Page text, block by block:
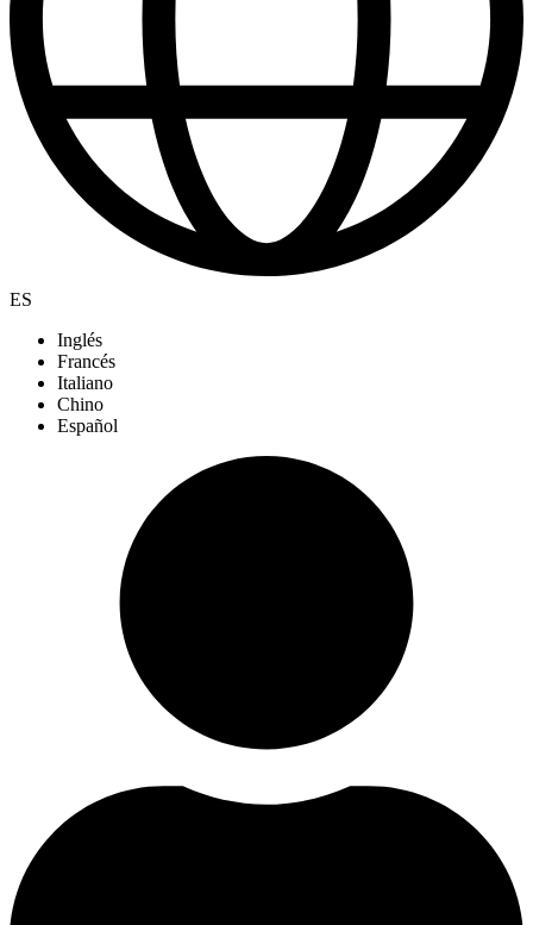
ES
Inglés
Francés
Italiano
Chino
Español